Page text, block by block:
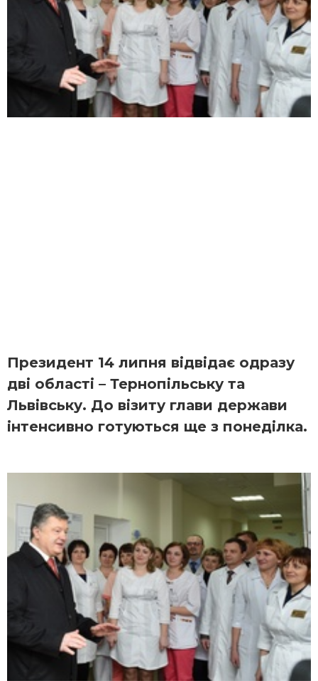
Президент 14 липня відвідає одразу
дві області – Тернопільську та
Львівську. До візиту глави держави
інтенсивно готуються ще з понеділка.